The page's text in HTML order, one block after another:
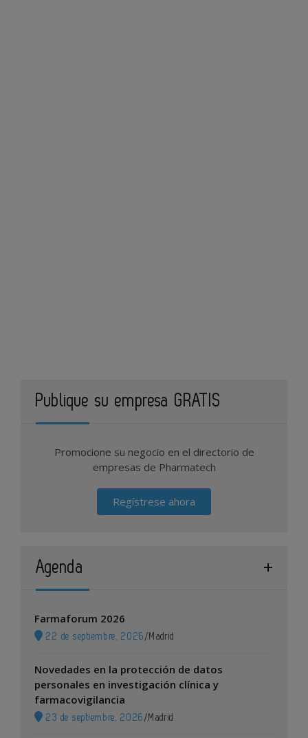
Publique su empresa GRATIS
Promocione su negocio en el directorio de
empresas de Pharmatech
Regístrese ahora
Agenda
Farmaforum 2026
22 de septiembre, 2026 / Madrid
Novedades en la protección de datos
personales en investigación clínica y
farmacovigilancia
23 de septiembre, 2026 / Madrid